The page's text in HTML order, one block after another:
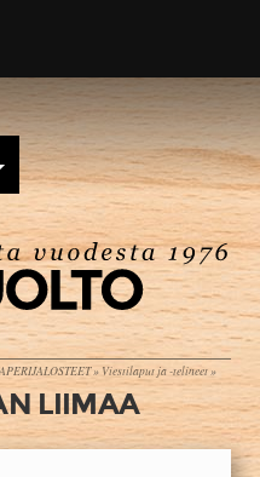
» Viestilaput ja -telineet»
LIIMAA